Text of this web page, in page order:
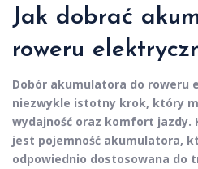
Jak dobrać
roweru
Dobór akumulatora do roweru
niezwykle istotny krok, który
wydajność oraz komfort jazdy.
jest pojemność akumulatora,
odpowiednio dostosowana do